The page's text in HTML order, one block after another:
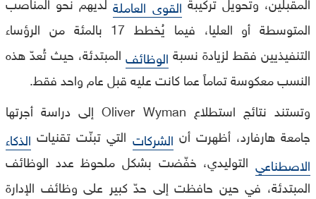
القوى العاملة
المتوسطة أو العليا، فيما يُخطط 17 بالمئة من الرؤساء
التنفيذيين فقط لزيادة نسبة الوظائف المبتدئة، حيث تُعدّ هذه
النسب معكوسة تماماً عما كانت عليه قبل عام واحد فقط.
وتستند نتائج استطلاع Oliver Wyman إلى دراسة أجرتها
جامعة هارفارد، أظهرت أن الشركات التي تبنّت تقنيات الذكاء
الاصطناعي التوليدي، خفّضت بشكل ملحوظ عدد الوظائف
المبتدئة، في حين حافظت إلى حدّ كبير على وظائف الإدارة